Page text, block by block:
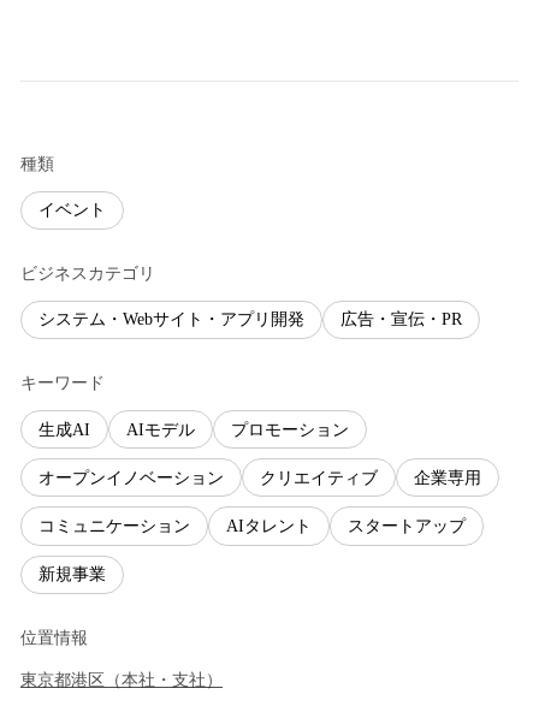
種類
イベント
ビジネスカテゴリ
システム・Webサイト・アプリ開発 広告・宣伝・PR
キーワード
生成AI AIモデル プロモーション
オープンイノベーション クリエイティブ 企業専用
コミュニケーション AIタレント スタートアップ
新規事業
位置情報
東京都港区 （本社・支社 ）